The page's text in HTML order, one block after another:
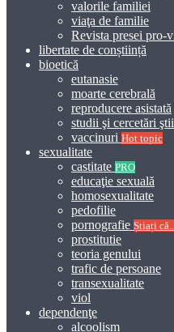
valorile familiei
viaţa de familie
Revista presei pro-
libertate de conștiință
bioetică
eutanasie
moarte cerebrală
reproducere asistată
studii şi cercetări
vaccinuri Hot topic
sexualitate
castitate PRO
educaţie sexuală
homosexualitate
pedofilie
pornografie Știați
prostitutie
teoria genului
trafic de persoane
transexualitate
viol
dependenţe
alcoolism